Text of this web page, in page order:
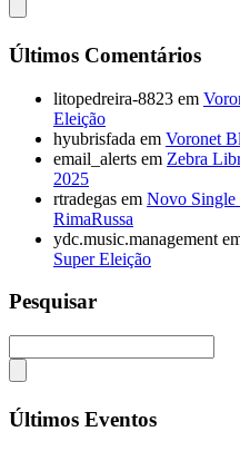
Últimos Comentários
litopedreira-8823 em
Eleição
hyubrisfada em Voronet
email_alerts em Zebra
2025
rtradegas em Novo Single
RimaRussa
ydc.music.management
Super Eleição
Pesquisar
Últimos Eventos